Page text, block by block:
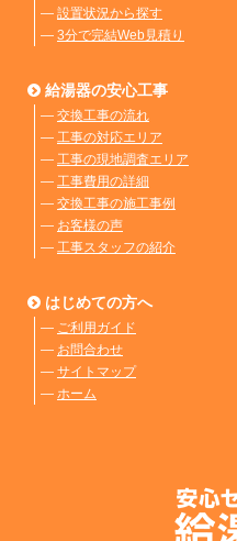
― 設置状況から探す
― 3分で完結Web見積り
給湯器の安心工事
― 交換工事の流れ
― 工事の対応エリア
― 工事の現地調査エリア
― 工事費用の詳細
― 交換工事の施工事例
― お客様の声
― 工事スタッフの紹介
はじめての方へ
― ご利用ガイド
― お問合わせ
― サイトマップ
― ホーム